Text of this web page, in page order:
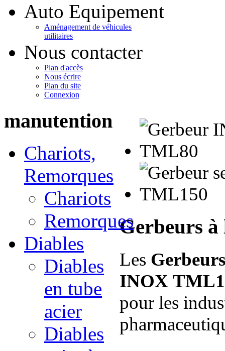
Auto Equipement
Aménagement de véhicules
utilitaires
Nous contacter
Plan d'accès
Nous écrire
Plan du site
Connexion
Gerbeurs à
Les
INOX
pour les
manutention
Chariots,
Remorques
Chariots
Remorques
Diables
Diables
en tube
acier
Diables